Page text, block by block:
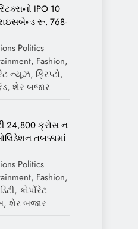
IPO 10
રૂ. 768-
Politics
Fashion,
ન્યૂઝ, ક્રિપ્ટો,
શેર બજાર
24,800 ક્રોસ ન
તબક્કામાં
Politics
Fashion,
કોર્પોરેટ
શેર બજાર